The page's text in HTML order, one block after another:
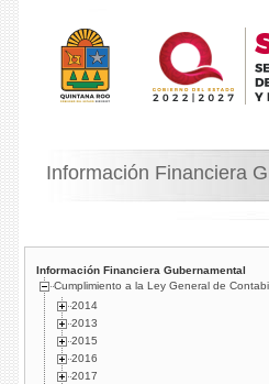
Información Financiera
Información Financiera Gubernamental
Cumplimiento a la Ley General de
2014
2013
2015
2016
2017